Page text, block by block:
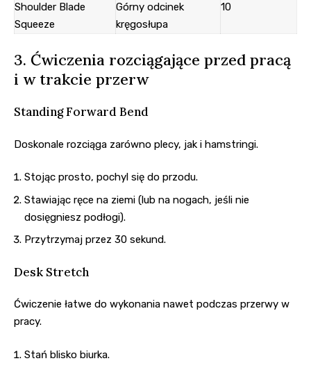
Shoulder Blade
Squeeze
Górny odcinek
kręgosłupa
10
3. Ćwiczenia rozciągające przed pracą
i w trakcie przerw
Standing Forward Bend
Doskonale rozciąga zarówno plecy, jak i hamstringi.
Stojąc prosto, pochyl się do przodu.
Stawiając ręce na ziemi (lub na nogach, jeśli nie
dosięgniesz podłogi).
Przytrzymaj przez 30 sekund.
Desk Stretch
Ćwiczenie łatwe do wykonania nawet podczas przerwy w
pracy.
Stań blisko biurka.